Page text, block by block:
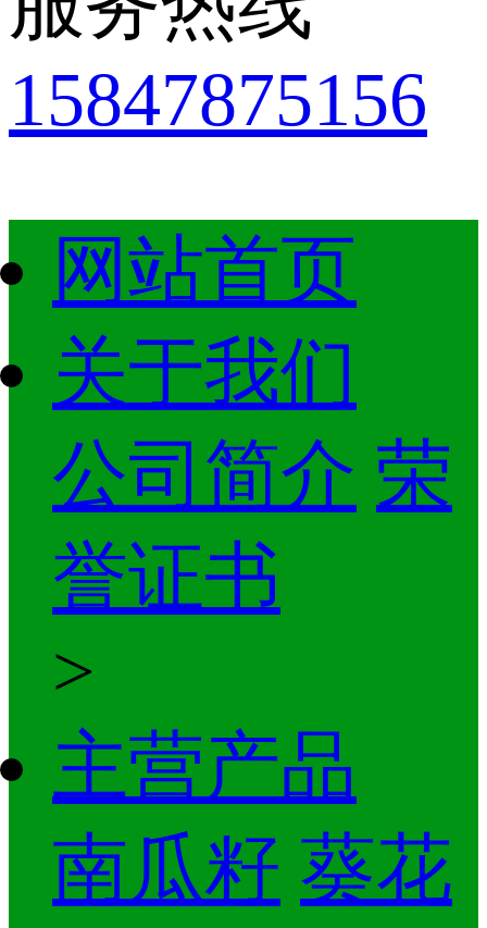
15847875156
网站首页
关于我们
公司简介 荣
誉证书
>
主营产品
南瓜籽 葵花